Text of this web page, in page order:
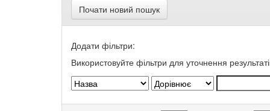
Почати новий пошук
Додати фільтри:
Використовуйте фільтри для уточнення